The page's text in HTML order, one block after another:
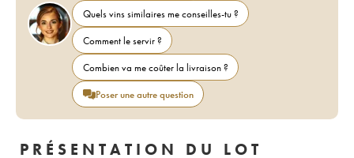
Quels vins similaires me conseilles-tu ?
Comment le servir ?
Combien va me coûter la livraison ?
Poser une autre question
PRÉSENTATION DU LOT